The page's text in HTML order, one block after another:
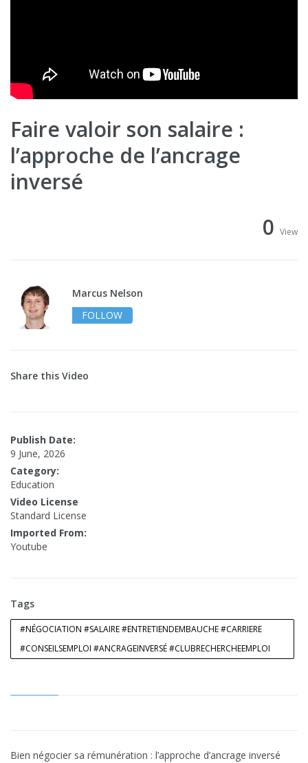
Faire valoir son salaire :
l’approche de l’ancrage
inversé
0 View
Marcus Nelson
FOLLOW
Share this Video
Publish Date:
9 June, 2026
Category:
Education
Video License
Standard License
Imported From:
Youtube
Tags
#NÉGOCIATION #SALAIRE #ENTRETIENDEMBAUCHE #CARRIERE
#CONSEILSEMPLOI #ANCRAGEINVERSÉ #CLUBRECHERCHEEMPLOI
Bien négocier sa rémunération : l’approche d’ancrage inversé